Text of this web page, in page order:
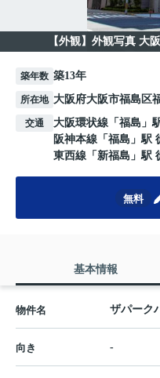
【外観】外観写真 大
築年数 築13年
所在地 大阪府大阪市福島区
交通 大阪環状線 「 福島 」
阪神本線 「 福島 」駅
東西線 「 新福島 」駅
無料
基本情報
物件名 ザパーク
向き -